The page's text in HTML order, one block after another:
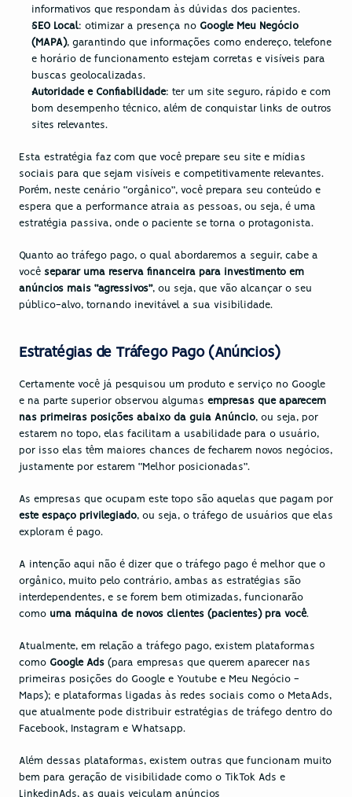
informativos que respondam às dúvidas dos pacientes.
SEO Local: otimizar a presença no Google Meu Negócio
(MAPA), garantindo que informações como endereço, telefone
e horário de funcionamento estejam corretas e visíveis para
buscas geolocalizadas.
Autoridade e Confiabilidade: ter um site seguro, rápido e com
bom desempenho técnico, além de conquistar links de outros
sites relevantes.
Esta estratégia faz com que você prepare seu site e mídias
sociais para que sejam visíveis e competitivamente relevantes.
Porém, neste cenário “orgânico”, você prepara seu conteúdo e
espera que a performance atraia as pessoas, ou seja, é uma
estratégia passiva, onde o paciente se torna o protagonista.
Quanto ao tráfego pago, o qual abordaremos a seguir, cabe a
você separar uma reserva financeira para investimento em
anúncios mais “agressivos”, ou seja, que vão alcançar o seu
público-alvo, tornando inevitável a sua visibilidade.
Estratégias de Tráfego Pago (Anúncios)
Certamente você já pesquisou um produto e serviço no Google
e na parte superior observou algumas empresas que aparecem
nas primeiras posições abaixo da guia Anúncio, ou seja, por
estarem no topo, elas facilitam a usabilidade para o usuário,
por isso elas têm maiores chances de fecharem novos negócios,
justamente por estarem “Melhor posicionadas”.
este espaço privilegiado, ou seja, o tráfego de usuários que elas
exploram é pago.
A intenção aqui não é dizer que o tráfego pago é melhor que o
orgânico, muito pelo contrário, ambas as estratégias são
interdependentes, e se forem bem otimizadas, funcionarão
como uma máquina de novos clientes (pacientes) pra você.
Atualmente, em relação a tráfego pago, existem plataformas
como Google Ads (para empresas que querem aparecer nas
primeiras posições do Google e Youtube e Meu Negócio -
Maps); e plataformas ligadas às redes sociais como o MetaAds,
que atualmente pode distribuir estratégias de tráfego dentro do
Facebook, Instagram e Whatsapp.
Além dessas plataformas, existem outras que funcionam muito
bem para geração de visibilidade como o TikTok Ads e
LinkedinAds, as quais veiculam anúncios